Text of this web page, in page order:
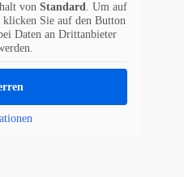
von Standard. Um auf
Sie auf den Button
Daten an Drittanbieter